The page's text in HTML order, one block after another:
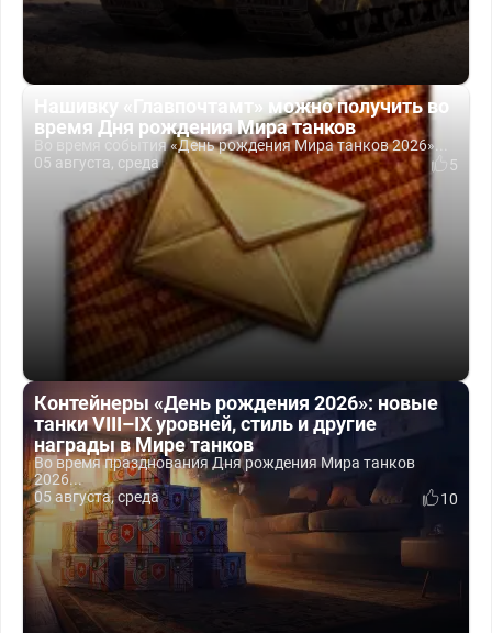
Нашивку «Главпочтамт» можно получить во
время Дня рождения Мира танков
Во время события «День рождения Мира танков 2026»...
05 августа, среда
5
Контейнеры «День рождения 2026»: новые
танки VIII–IX уровней, стиль и другие
награды в Мире танков
Во время празднования Дня рождения Мира танков
2026...
05 августа, среда
10